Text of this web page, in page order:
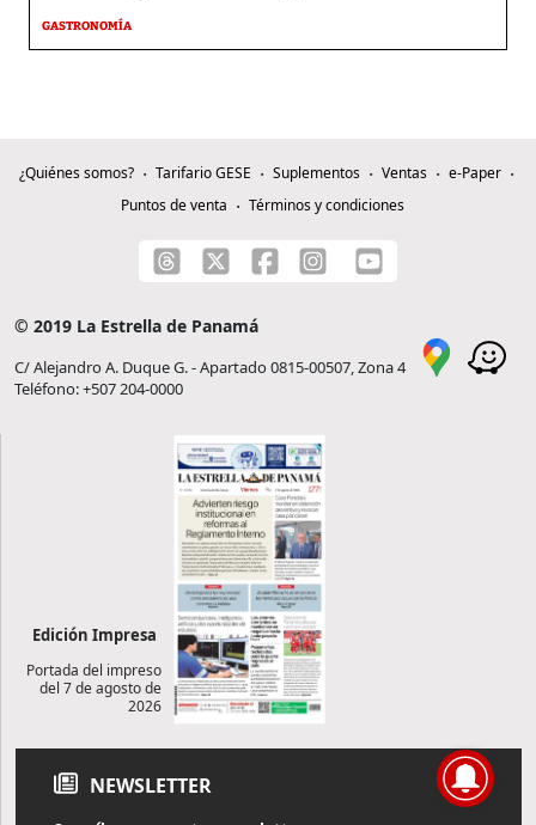
GASTRONOMÍA
¿Quiénes somos? Tarifario GESE Suplementos Ventas
e-Paper
Puntos de venta
Términos y condiciones
© 2019 La Estrella de Panamá
C/ Alejandro A. Duque G. - Apartado 0815-00507, Zona 4
Teléfono: +507 204-0000
Edición Impresa
Portada del impreso
del 7 de agosto de
2026
NEWSLETTER